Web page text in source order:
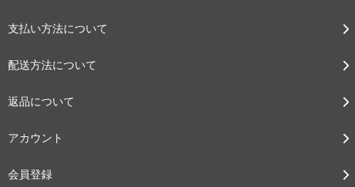
支払い方法について
配送方法について
返品について
アカウント
会員登録